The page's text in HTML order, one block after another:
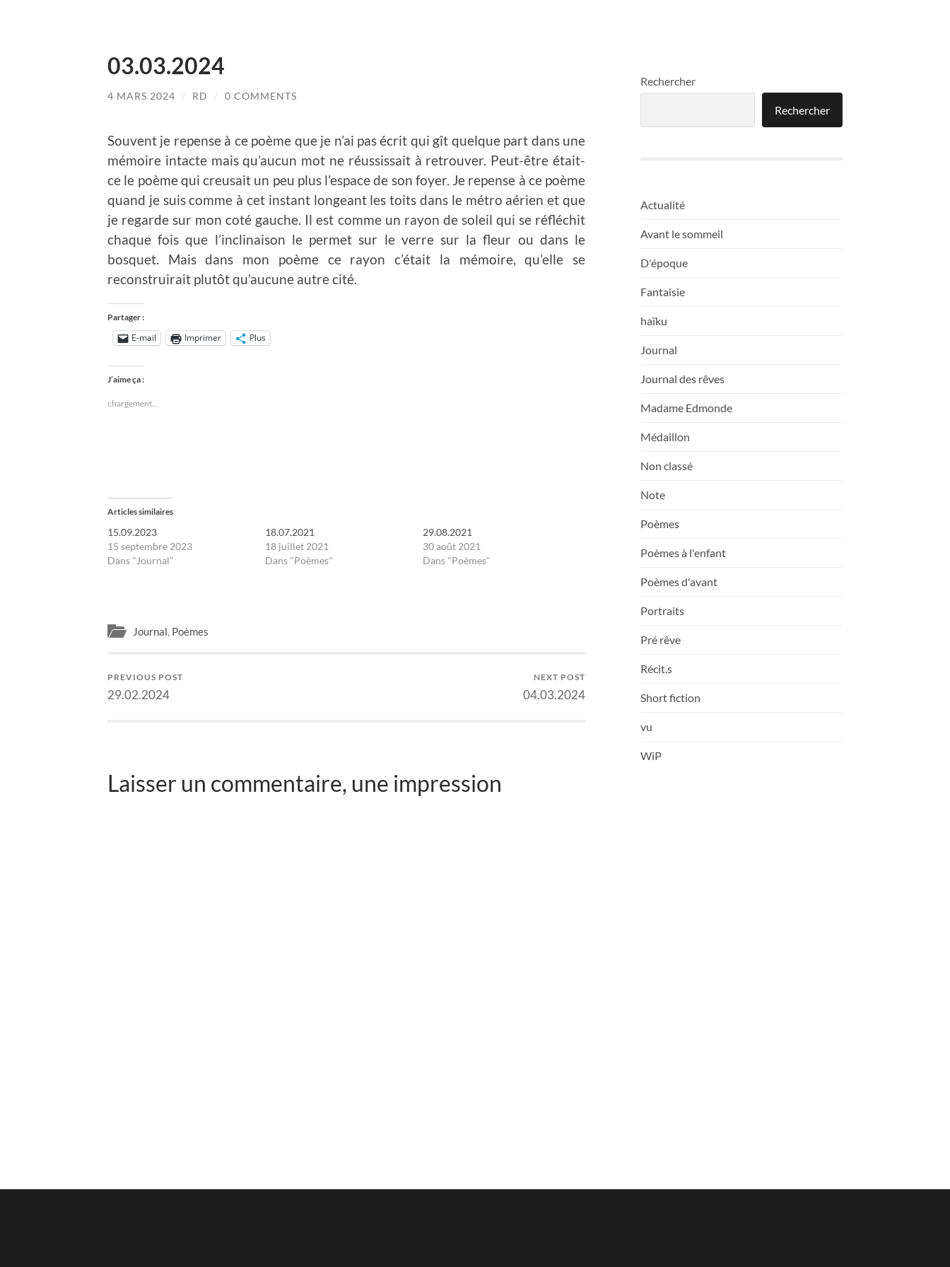
03.03.2024
4 MARS 2024 / RD / 0 COMMENTS
Souvent je repense à ce poème que je n’ai pas écrit qui gît quelque part dans une
mémoire intacte mais qu’aucun mot ne réussissait à retrouver. Peut-être était-
ce le poème qui creusait un peu plus l’espace de son foyer. Je repense à ce poème
quand je suis comme à cet instant longeant les toits dans le métro aérien et que
je regarde sur mon coté gauche. Il est comme un rayon de soleil qui se réfléchit
chaque fois que l’inclinaison le permet sur le verre sur la fleur ou dans le
bosquet. Mais dans mon poème ce rayon c’était la mémoire, qu’elle se
reconstruirait plutôt qu’aucune autre cité.
Partager :
E-mail Imprimer Plus
J’aime ça :
chargement…
Articles similaires
15.09.2023
15 septembre 2023
Dans "Journal"
18.07.2021
18 juillet 2021
Dans "Poèmes"
29.08.2021
30 août 2021
Dans "Poèmes"
Journal, Poèmes
PREVIOUS POST
29.02.2024
NEXT POST
04.03.2024
Laisser un commentaire, une impression
Rechercher
Rechercher
Actualité
Avant le sommeil
D'époque
Fantaisie
haïku
Journal
Journal des rêves
Madame Edmonde
Médaillon
Non classé
Note
Poèmes
Poèmes à l'enfant
Poèmes d'avant
Portraits
Pré rêve
Récit.s
Short fiction
vu
WiP